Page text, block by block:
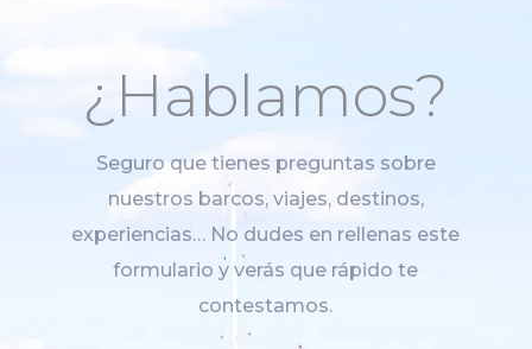
¿Hablamos?
Seguro que tienes preguntas sobre
nuestros barcos, viajes, destinos,
experiencias… No dudes en rellenas este
formulario y verás que rápido te
contestamos.